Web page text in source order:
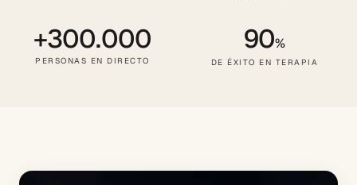
+300.000
PERSONAS EN DIRECTO
90%
DE ÉXITO EN TERAPIA